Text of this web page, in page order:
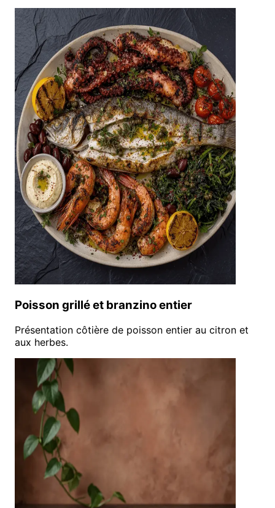
Poisson grillé et branzino entier
Présentation côtière de poisson entier au citron et
aux herbes.